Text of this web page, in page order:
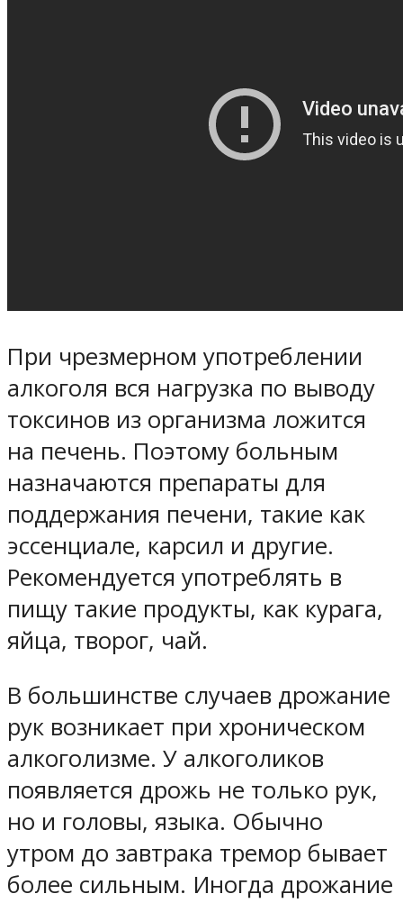
При чрезмерном употреблении
алкоголя вся нагрузка по выводу
токсинов из организма ложится
на печень. Поэтому больным
назначаются препараты для
поддержания печени, такие как
эссенциале, карсил и другие.
Рекомендуется употреблять в
пищу такие продукты, как курага,
яйца, творог, чай.
В большинстве случаев дрожание
рук возникает при хроническом
алкоголизме. У алкоголиков
появляется дрожь не только рук,
но и головы, языка. Обычно
утром до завтрака тремор бывает
более сильным. Иногда дрожание